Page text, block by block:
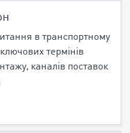
в транспортному
термінів
каналів поставок